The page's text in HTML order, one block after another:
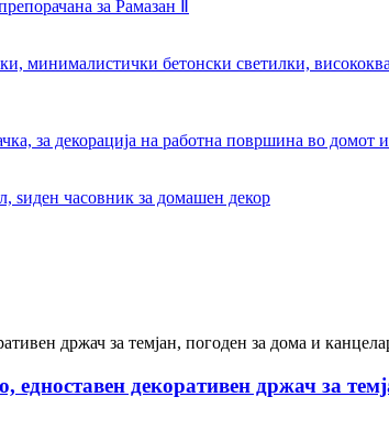
декоративен држач за